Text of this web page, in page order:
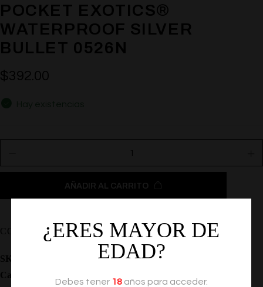
POCKET EXOTICS®
WATERPROOF SILVER
BULLET 0526N
$392.00
AÑADIR AL CARRITO
COMPARTIR
SKU:
Categoría:
¿ERES MAYOR DE
EDAD?
Debes tener 18años para acceder.